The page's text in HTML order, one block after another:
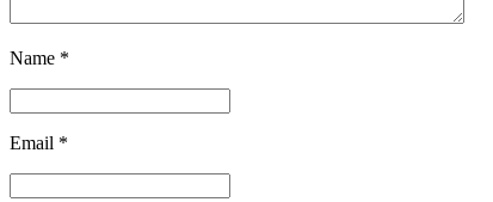
Name *
Email *